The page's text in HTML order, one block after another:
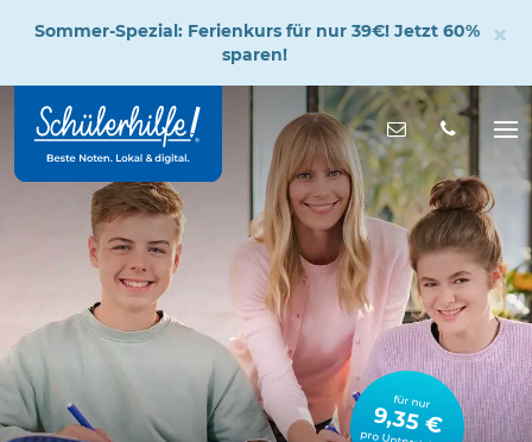
Hauptinhalt
Nachricht
für nur
9,35 €
Sommer-Spezial: Ferienkurs für nur 39€! Jetzt 60%
sparen!
×